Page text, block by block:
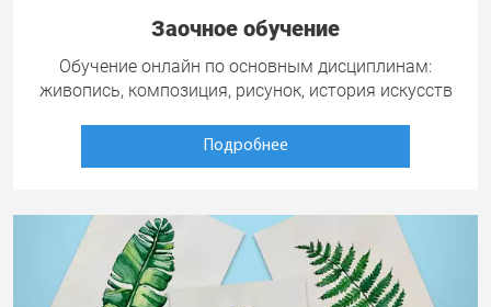
Заочное обучение
Обучение онлайн по основным дисциплинам:
живопись, композиция, рисунок, история искусств
Подробнее